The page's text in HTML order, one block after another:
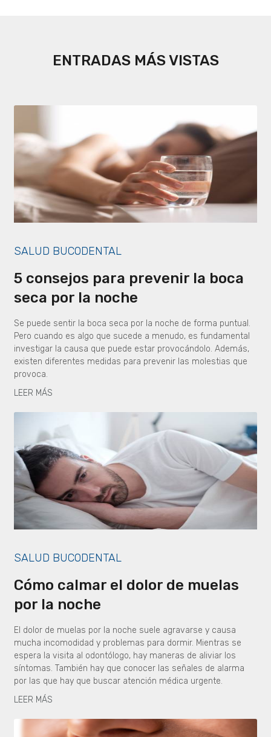
ENTRADAS MÁS VISTAS
SALUD BUCODENTAL
5 consejos para prevenir la boca
seca por la noche
Se puede sentir la boca seca por la noche de forma puntual.
Pero cuando es algo que sucede a menudo, es fundamental
investigar la causa que puede estar provocándolo. Además,
existen diferentes medidas para prevenir las molestias que
provoca.
LEER MÁS
SALUD BUCODENTAL
Cómo calmar el dolor de muelas
por la noche
El dolor de muelas por la noche suele agravarse y causa
mucha incomodidad y problemas para dormir. Mientras se
espera la visita al odontólogo, hay maneras de aliviar los
síntomas. También hay que conocer las señales de alarma
por las que hay que buscar atención médica urgente.
LEER MÁS